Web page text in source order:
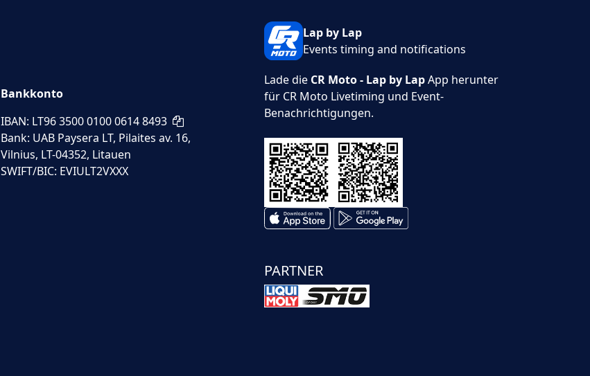
Bankkonto
IBAN: LT96 3500 0100 0614 8493
Bank: UAB Paysera LT, Pilaites av. 16,
Vilnius, LT-04352, Litauen
SWIFT/BIC: EVIULT2VXXX
Lap by Lap
Events timing and notifications
Lade die CR Moto - Lap by LapApp herunter
für CR Moto Livetiming und Event-
Benachrichtigungen.
PARTNER